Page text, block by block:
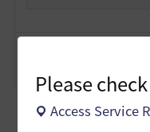
Please
Access Service